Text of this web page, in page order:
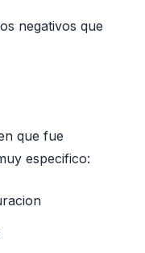
negativos que
que fue
especifico: